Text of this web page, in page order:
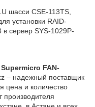
шасси CSE-113TS,
установки RAID-
сервер SYS-1029P-
FAN-
– надежный поставщик
цена и количество
производителя